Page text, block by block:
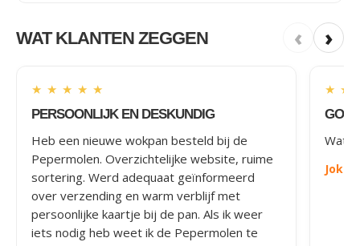
WAT KLANTEN ZEGGEN ‹ ›
★ ★ ★ ★ ★
PERSOONLIJK EN DESKUNDIG
Heb een nieuwe wokpan besteld bij de
Pepermolen. Overzichtelijke website, ruime
sortering. Werd adequaat geïnformeerd
over verzending en warm verblijf met
persoonlijke kaartje bij de pan. Als ik weer
iets nodig heb weet ik de Pepermolen te
★ ★
Wat
Joke